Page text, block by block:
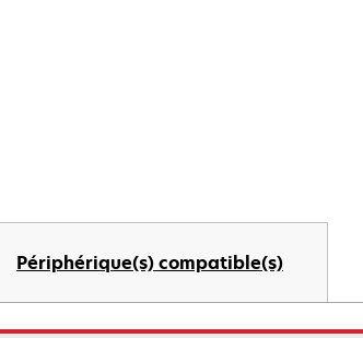
Périphérique(s) compatible(s)